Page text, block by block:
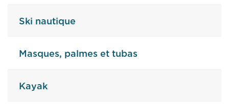
Ski nautique
Masques, palmes et tubas
Kayak